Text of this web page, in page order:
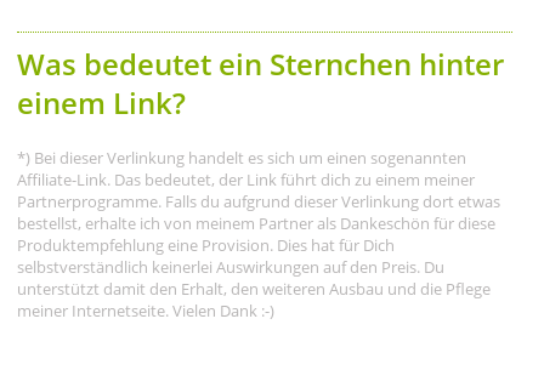
Was bedeutet ein Sternchen hinter
einem Link?
*) Bei dieser Verlinkung handelt es sich um einen sogenannten
Affiliate-Link. Das bedeutet, der Link führt dich zu einem meiner
Partnerprogramme. Falls du aufgrund dieser Verlinkung dort etwas
bestellst, erhalte ich von meinem Partner als Dankeschön für diese
Produktempfehlung eine Provision. Dies hat für Dich
selbstverständlich keinerlei Auswirkungen auf den Preis. Du
unterstützt damit den Erhalt, den weiteren Ausbau und die Pflege
meiner Internetseite. Vielen Dank :-)